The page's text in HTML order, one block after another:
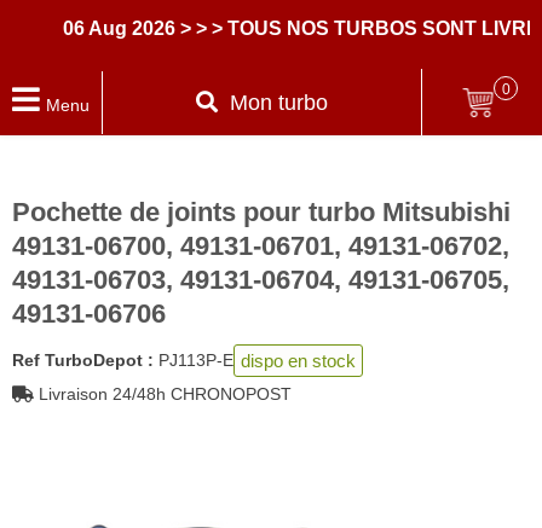
06 Aug 2026 > > > TOUS NOS TURBOS SONT LIVRES
Menu Mon turbo
0
Pochette de joints pour turbo Mitsubishi
49131-06700, 49131-06701, 49131-06702,
49131-06703, 49131-06704, 49131-06705,
49131-06706
Ref TurboDepot : PJ113P-E dispo en stock
Livraison 24/48h CHRONOPOST